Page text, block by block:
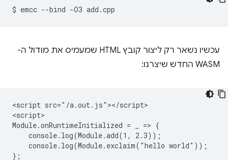
$ emcc --bind -O3
עכשיו נשאר רק ליצור קובץ HTML שמעמיס את מודול ה-
WASM החדש שיצרנו:
<script src="/a.out.js"></script>
<script>
Module.onRuntimeInitialized = _ => {
    console.log(Module.add(1, 2.3));
    console.log(Module.exclaim("hello world"));
};